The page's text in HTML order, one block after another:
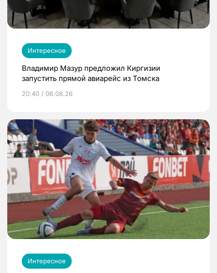
Интересное
Владимир Мазур предложил Киргизии
запустить прямой авиарейс из Томска
20:40 / 06.08.26
Интересное